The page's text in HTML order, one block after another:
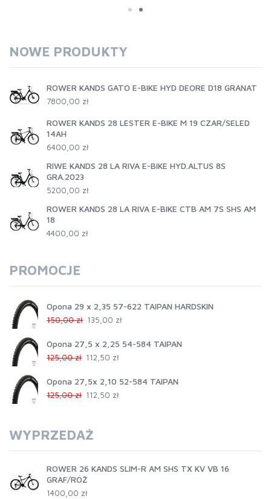
NOWE PRODUKTY
ROWER KANDS GATO E-BIKE HYD DEORE D18 GRANAT
7800,00 zł
ROWER KANDS 28 LESTER E-BIKE M 19 CZAR/SELED
14AH
6400,00 zł
RIWE KANDS 28 LA RIVA E-BIKE HYD.ALTUS 8S
GRA.2023
5200,00 zł
ROWER KANDS 28 LA RIVA E-BIKE CTB AM 7S SHS AM
18
4400,00 zł
PROMOCJE
Opona 29 x 2,35 57-622 TAIPAN HARDSKIN
150,00 zł 135,00 zł
Opona 27,5 x 2,25 54-584 TAIPAN
125,00 zł 112,50 zł
Opona 27,5x 2,10 52-584 TAIPAN
125,00 zł 112,50 zł
WYPRZEDAŻ
ROWER 26 KANDS SLIM-R AM SHS TX KV VB 16
GRAF/RÓŻ
1400,00 zł